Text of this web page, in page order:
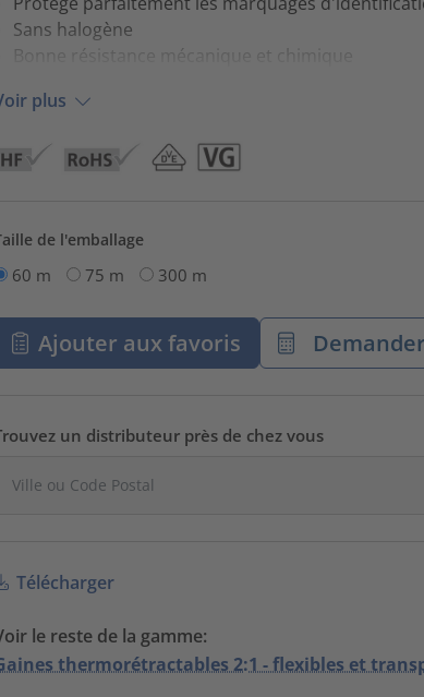
Sans halogène
Bonne résistance mécanique et chimique
plus
de l'emballage
60 m 75 m 300 m
Ajouter aux favoris
un distributeur près de chez vous
Télécharger
le reste de la gamme:
thermorétractables 2:1 - flexibles et